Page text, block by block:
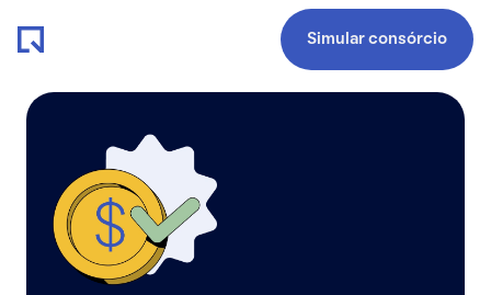
Simular consórcio